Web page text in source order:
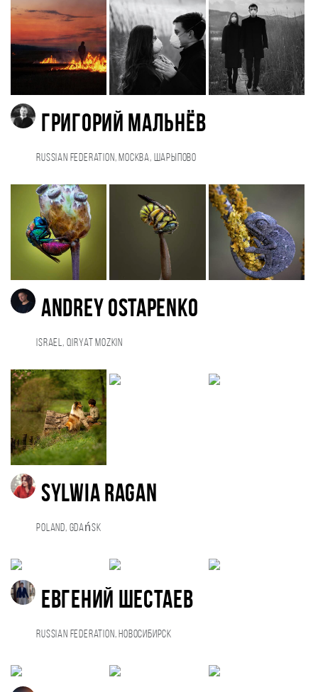
Григорий Мальнёв
Russian Federation, Москва, Шарыпово
Andrey Ostapenko
Israel, Qiryat Mozkin
Sylwia Ragan
Poland, Gdańsk
Евгений Шестаев
Russian Federation, Новосибирск